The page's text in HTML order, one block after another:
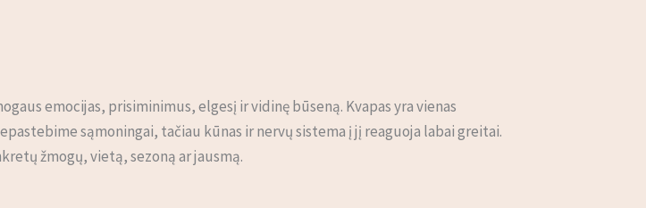
emocijas, prisiminimus, elgesį ir vidinę būseną. Kvapas yra vienas
sąmoningai, tačiau kūnas ir nervų sistema į jį reaguoja labai greitai.
žmogų, vietą, sezoną ar jausmą.